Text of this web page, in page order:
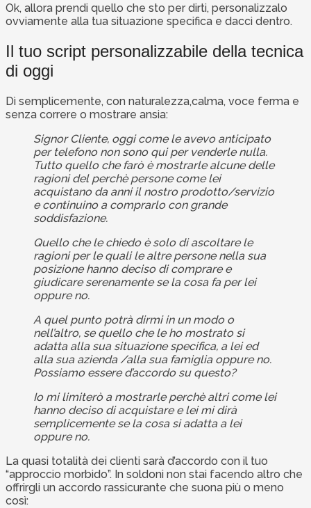
Ok, allora prendi quello che sto per dirti, personalizzalo
ovviamente alla tua situazione specifica e dacci dentro.
Il tuo script personalizzabile della tecnica
di oggi
Dì semplicemente, con naturalezza,calma, voce ferma e
senza correre o mostrare ansia:
Signor Cliente, oggi come le avevo anticipato
per telefono non sono qui per venderle nulla.
Tutto quello che farò è mostrarle alcune delle
ragioni del perchè persone come lei
acquistano da anni il nostro prodotto/servizio
e continuino a comprarlo con grande
soddisfazione.
Quello che le chiedo è solo di ascoltare le
ragioni per le quali le altre persone nella sua
posizione hanno deciso di comprare e
giudicare serenamente se la cosa fa per lei
oppure no.
A quel punto potrà dirmi in un modo o
nell’altro, se quello che le ho mostrato si
adatta alla sua situazione specifica, a lei ed
alla sua azienda /alla sua famiglia oppure no.
Possiamo essere d’accordo su questo?
Io mi limiterò a mostrarle perchè altri come lei
hanno deciso di acquistare e lei mi dirà
semplicemente se la cosa si adatta a lei
oppure no.
La quasi totalità dei clienti sarà d’accordo con il tuo
“approccio morbido”. In soldoni non stai facendo altro che
offrirgli un accordo rassicurante che suona più o meno
così: